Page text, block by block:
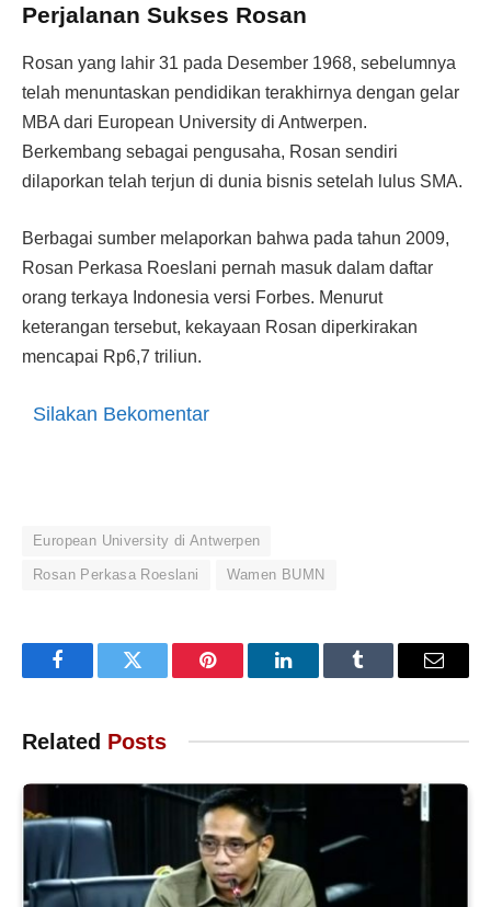
Perjalanan Sukses Rosan
Rosan yang lahir 31 pada Desember 1968, sebelumnya
telah menuntaskan pendidikan terakhirnya dengan gelar
MBA dari European University di Antwerpen.
Berkembang sebagai pengusaha, Rosan sendiri
dilaporkan telah terjun di dunia bisnis setelah lulus SMA.
Berbagai sumber melaporkan bahwa pada tahun 2009,
Rosan Perkasa Roeslani pernah masuk dalam daftar
orang terkaya Indonesia versi Forbes. Menurut
keterangan tersebut, kekayaan Rosan diperkirakan
mencapai Rp6,7 triliun.
Silakan Bekomentar
European University di Antwerpen
Rosan Perkasa Roeslani Wamen BUMN
FacebookTwitter Pinterest LinkedInTumblr Email
Related Posts